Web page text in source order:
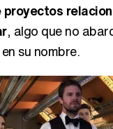
proyectos
, algo que no
su nombre.